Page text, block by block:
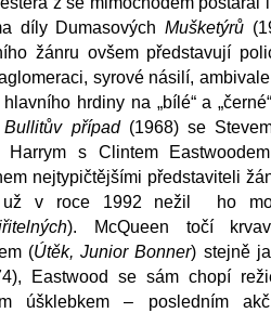
díly Dumasových Mušketýrů
žánru ovšem představují
syrové násilí,
hrdiny na „bílé“ a
Bullitův případ(1968) se
Harrym s Clintem
nejtypičtějšími představiteli
už v roce 1992 nežil ho
). McQueen točí
(Útěk, Junior Bonner) stejně
Eastwood se sám chopí
úšklebkem – posledním